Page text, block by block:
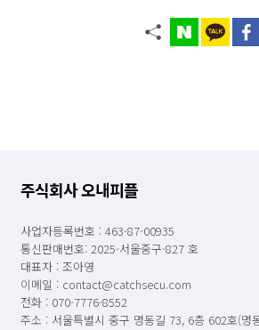
주식회사 오내피플
사업자등록번호 : 463-87-00935
통신판매번호: 2025-서울중구-827 호
대표자 : 조아영
이메일 : contact@catchsecu.com
전화 : 070-7776-8552
주소 : 서울특별시 중구 명동길 73, 6층 602호(명